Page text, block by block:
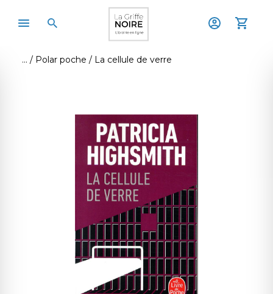
Polar poche La cellule de verre